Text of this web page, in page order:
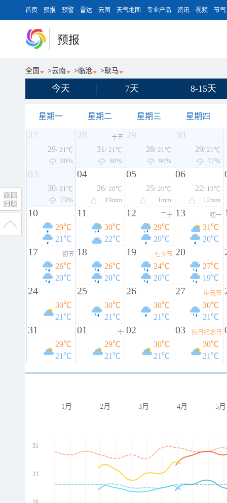
首页 预报 预警 雷达 云图 天气地图 专业产品 资讯 视频 节气
预报
全国 >云南 > 临沧 >耿马
今天 7天 8-15天
星期一 星期二 星期三 星期四
27
29/ 21℃
90%
28 十五
31 / 21℃
80%
29
28/ 21℃
90%
30
29/ 21℃
77%
03
30/ 21℃
73%
04
26/ 20℃
19mm
05
25/ 20℃
1mm
06
22/ 19℃
12mm
10
29℃
21℃
11
30℃
22℃
12 三十
29℃
20℃
13 初一
31℃
20℃
17 初五
26℃
20℃
18
26℃
20℃
19 七夕节
24℃
20℃
20
27℃
19℃
24
30℃
21℃
25
30℃
21℃
26
30℃
21℃
27 中元节
30℃
21℃
31
29℃
21℃
01 二十
29℃
21℃
02
30℃
21℃
03 抗日纪念日
30℃
21℃
1月 2月 3月 4月 5月
31
23